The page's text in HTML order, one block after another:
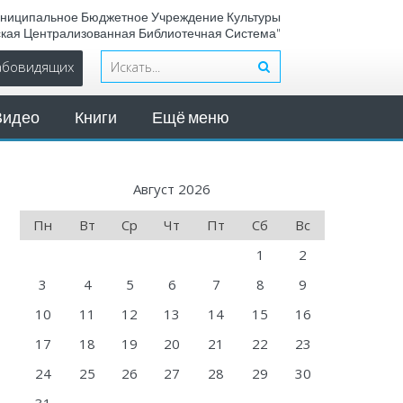
Бюджетное Учреждение Культуры
Централизованная Библиотечная Система"
Книги Ещё меню
Август 2026
Пн
Вт Ср Чт Пт Сб
Вс
1
2
3
4 5 6 7 8
9
10
11 12 13 14 15
16
17
18 19 20 21 22
23
24
25 26 27 28 29
30